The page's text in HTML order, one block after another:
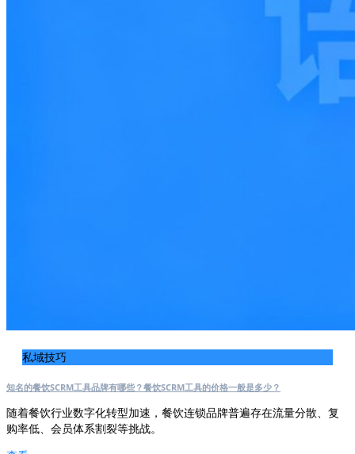
私域技巧
知名的餐饮SCRM工具品牌有哪些？餐饮SCRM工具的价格一般是多少？
随着餐饮行业数字化转型加速，餐饮连锁品牌普遍存在流量分散、复
购率低、会员体系割裂等挑战。